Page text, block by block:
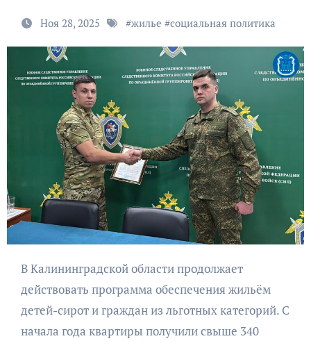
Ноя 28, 2025 #жилье #социальная политика
В Калининградской области продолжает
действовать программа обеспечения жильём
детей-сирот и граждан из льготных категорий. С
начала года квартиры получили свыше 340